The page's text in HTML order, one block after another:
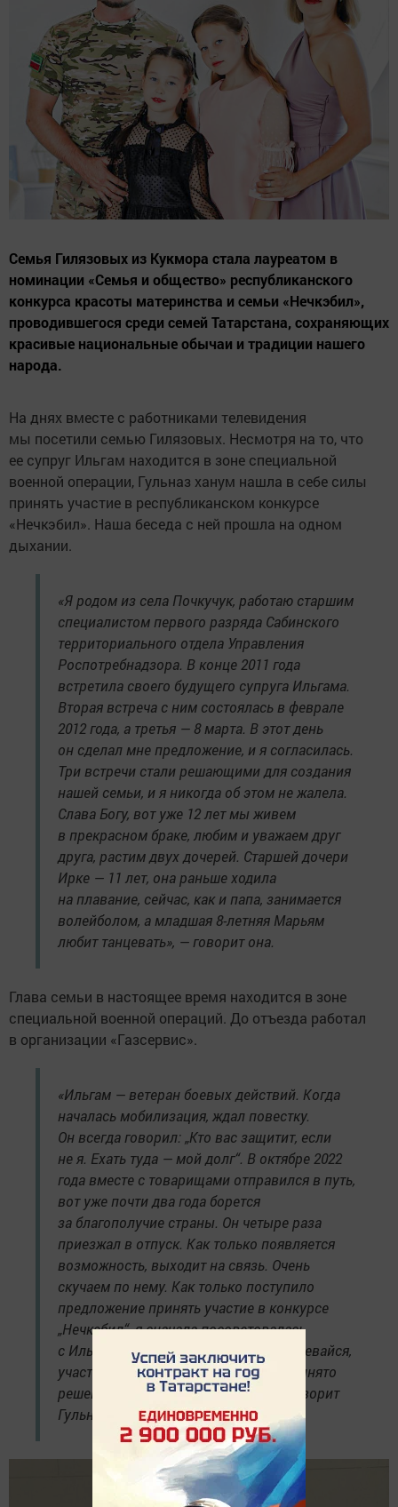
Семья Гилязовых из Кукмора стала лауреатом в
номинации «Семья и общество» республиканского
конкурса красоты материнства и семьи «Нечкэбил»,
проводившегося среди семей Татарстана, сохраняющих
красивые национальные обычаи и традиции нашего
народа.
На днях вместе с работниками телевидения
мы посетили семью Гилязовых. Несмотря на то, что
ее супруг Ильгам находится в зоне специальной
военной операции, Гульназ ханум нашла в себе силы
принять участие в республиканском конкурсе
«Нечкэбил». Наша беседа с ней прошла на одном
дыхании.
«Я родом из села Почкучук, работаю старшим
специалистом первого разряда Сабинского
территориального отдела Управления
Роспотребнадзора. В конце 2011 года
встретила своего будущего супруга Ильгама.
Вторая встреча с ним состоялась в феврале
2012 года, а третья — 8 марта. В этот день
он сделал мне предложение, и я согласилась.
Три встречи стали решающими для создания
нашей семьи, и я никогда об этом не жалела.
Слава Богу, вот уже 12 лет мы живем
в прекрасном браке, любим и уважаем друг
друга, растим двух дочерей. Старшей дочери
Ирке — 11 лет, она раньше ходила
на плавание, сейчас, как и папа, занимается
волейболом, а младшая 8-летняя Марьям
любит танцевать», — говорит она.
Глава семьи в настоящее время находится в зоне
специальной военной операций. До отъезда работал
в организации «Газсервис».
«Ильгам — ветеран боевых действий. Когда
началась мобилизация, ждал повестку.
Он всегда говорил: „Кто вас защитит, если
не я. Ехать туда — мой долг“. В октябре 2022
года вместе с товарищами отправился в путь,
вот уже почти два года борется
за благополучие страны. Он четыре раза
приезжал в отпуск. Как только появляется
возможность, выходит на связь. Очень
скучаем по нему. Как только поступило
предложение принять участие в конкурсе
„Нечкэбил“, я сначала посоветовалась
с Ильгамом. Он сказал: „Даже не сомневайся,
участвуй, я верю в тебя“. Так было принято
решение об участии в конкурсе», — говорит
Гульназ.